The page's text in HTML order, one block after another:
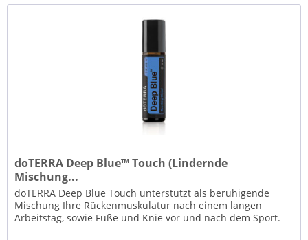
doTERRA Deep Blue™ Touch (Lindernde
Mischung...
doTERRA Deep Blue Touch unterstützt als beruhigende
Mischung Ihre Rückenmuskulatur nach einem langen
Arbeitstag, sowie Füße und Knie vor und nach dem Sport.